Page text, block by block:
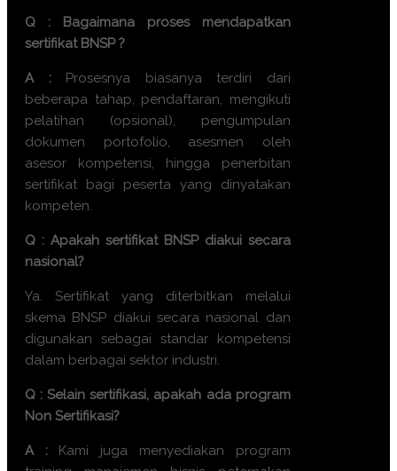
Q : Bagaimana proses mendapatkan
sertifikat BNSP ?
A :Prosesnya biasanya terdiri dari
beberapa tahap, pendaftaran, mengikuti
pelatihan (opsional), pengumpulan
dokumen portofolio, asesmen oleh
asesor kompetensi, hingga penerbitan
sertifikat bagi peserta yang dinyatakan
kompeten.
Q : Apakah sertifikat BNSP diakui secara
nasional?
Ya. Sertifikat yang diterbitkan melalui
skema BNSP diakui secara nasional dan
digunakan sebagai standar kompetensi
dalam berbagai sektor industri.
Q : Selain sertifikasi, apakah ada program
Non Sertifikasi?
A :Kami juga menyediakan program